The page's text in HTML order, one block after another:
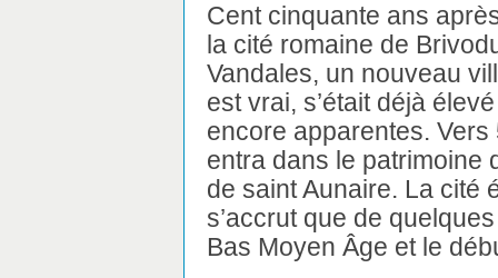
Cent cinquante ans
la cité romaine de
Vandales, un nouveau
est vrai, s’était déjà
encore apparentes.
entra dans le patrimoine
de saint Aunaire. La cité
s’accrut que de
Bas Moyen Âge et le